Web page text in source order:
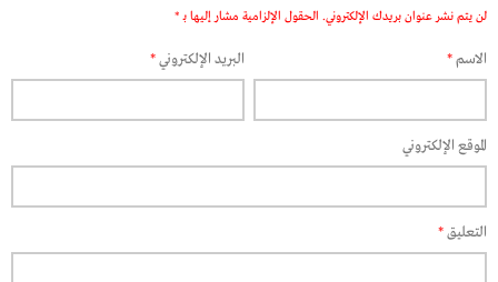
لن يتم نشر عنوان بريدك الإلكتروني. الحقول الإلزامية مشار إليها بـ *
الاسم* البريد الإلكتروني*
الموقع الإلكتروني
التعليق*